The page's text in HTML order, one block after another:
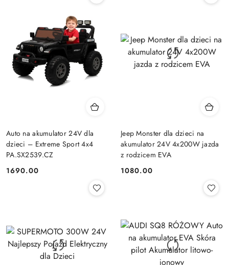
Auto na akumulator 24V dla
dzieci – Extreme Sport 4x4
PA.SX2539.CZ
Cena:
1690.00
Jeep Monster dla dzieci na
akumulator 24V 4x200W jazda
z rodzicem EVA
Cena:
1080.00